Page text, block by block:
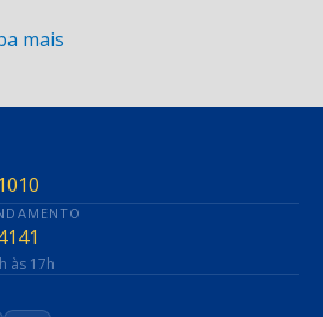
mais
às 17h